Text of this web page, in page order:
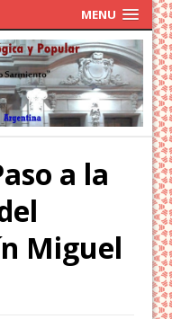
MENU
a la
Miguel